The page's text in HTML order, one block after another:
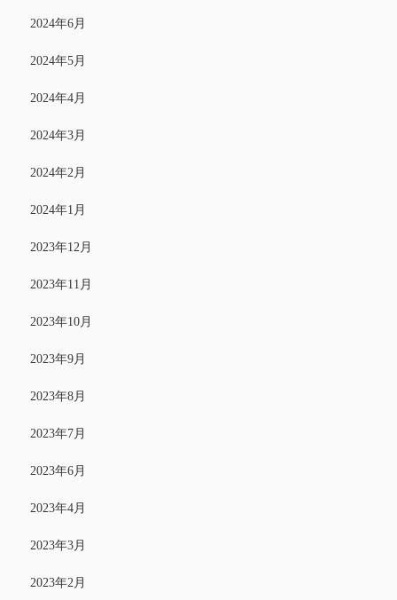
2024年6月
2024年5月
2024年4月
2024年3月
2024年2月
2024年1月
2023年12月
2023年11月
2023年10月
2023年9月
2023年8月
2023年7月
2023年6月
2023年4月
2023年3月
2023年2月